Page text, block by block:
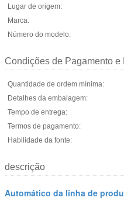
Lugar de origem:
Marca:
Número do modelo:
Condições de Pagamento e
Quantidade de ordem mínima:
Detalhes da embalagem:
Tempo de entrega:
Termos de pagamento:
Habilidade da fonte:
descrição
Automático da linha de